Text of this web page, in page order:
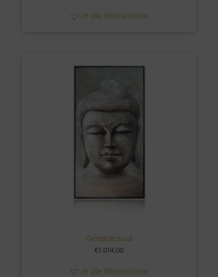
in die Wunschliste
Gemälde Amal
€1.014,00
in die Wunschliste